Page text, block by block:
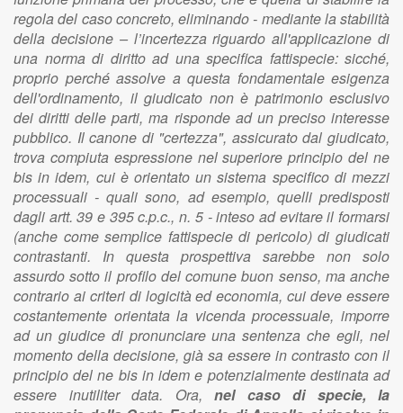
regola del caso concreto, eliminando - mediante la stabilità
della decisione – l’incertezza riguardo all'applicazione di
una norma di diritto ad una specifica fattispecie: sicché,
proprio perché assolve a questa fondamentale esigenza
dell'ordinamento, il giudicato non è patrimonio esclusivo
dei diritti delle parti, ma risponde ad un preciso interesse
pubblico. Il canone di "certezza", assicurato dal giudicato,
trova compiuta espressione nel superiore principio del ne
bis in idem, cui è orientato un sistema specifico di mezzi
processuali - quali sono, ad esempio, quelli predisposti
dagli artt. 39 e 395 c.p.c., n. 5 - inteso ad evitare il formarsi
(anche come semplice fattispecie di pericolo) di giudicati
contrastanti. In questa prospettiva sarebbe non solo
assurdo sotto il profilo del comune buon senso, ma anche
contrario ai criteri di logicità ed economia, cui deve essere
costantemente orientata la vicenda processuale, imporre
ad un giudice di pronunciare una sentenza che egli, nel
momento della decisione, già sa essere in contrasto con il
principio del ne bis in idem e potenzialmente destinata ad
essere inutiliter data. Ora, nel caso di specie, la